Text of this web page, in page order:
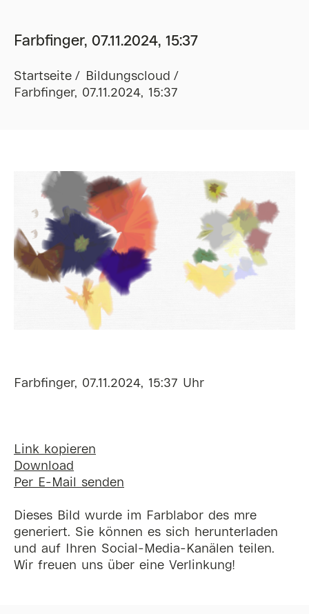
Farbfinger, 07.11.2024, 15:37
Startseite
Bildungscloud
Farbfinger, 07.11.2024, 15:37
Farbfinger, 07.11.2024, 15:37 Uhr
Link kopieren
Download
Per E-Mail senden
Dieses Bild wurde im Farblabor des mre
generiert. Sie können es sich herunterladen
und auf Ihren Social-Media-Kanälen teilen.
Wir freuen uns über eine Verlinkung!